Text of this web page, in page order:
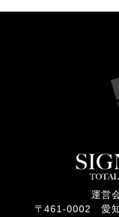
運営
〒461-0002 愛知